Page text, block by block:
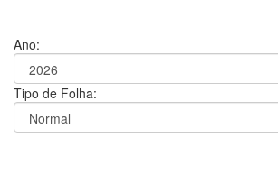
Ano:
Tipo de Folha: